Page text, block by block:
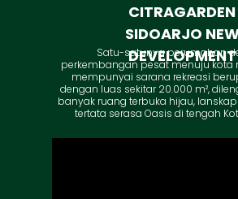
Satu-satunya perumahan
perkembangan pesat menuju kota
mempunyai sarana rekreasi
dengan luas sekitar 20.000 m²,
banyak ruang terbuka hijau,
tertata serasa Oasis di tengah
CITRAGARDEN
SIDOARJO
DEVELOPMENT